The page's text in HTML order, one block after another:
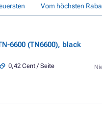
Vom höchsten
6600 (TN6600), black
0,42 Cent / Seite